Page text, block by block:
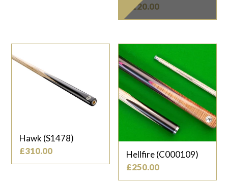
120.00
Hawk (S1478)
£310.00
Hellfire (C000109)
£250.00